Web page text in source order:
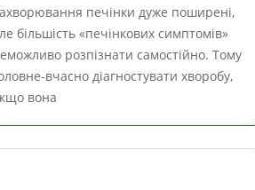
печінки дуже поширені,
більшість «печінкових симптомів»
розпізнати самостійно. Тому
вчасно діагностувати хворобу,
вона